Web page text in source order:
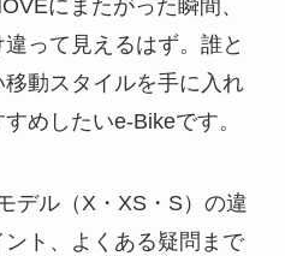
にまたがった瞬間、
って見えるはず。誰と
動スタイルを手に入れ
めしたいe-Bikeです。
デル（X・XS・S）の違
ト、よくある疑問まで